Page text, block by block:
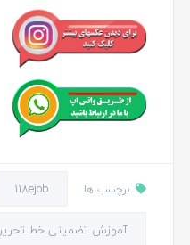
برچسب ها 118ejob
آموزش تضمینی خط